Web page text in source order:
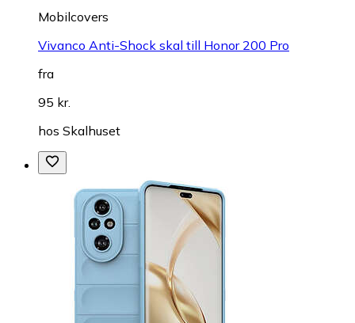
Mobilcovers
Vivanco Anti-Shock skal till Honor 200 Pro
fra
95 kr.
hos Skalhuset